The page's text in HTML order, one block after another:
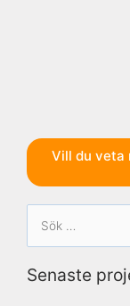
Vill du veta
Sök
efter:
Senaste